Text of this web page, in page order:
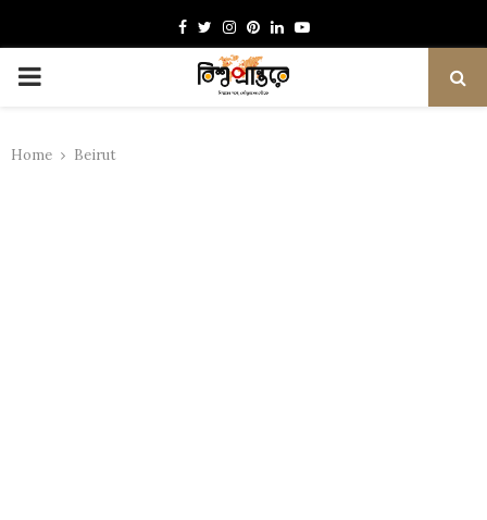
Facebook
TwitterInstagram
Pinterest
LinkedinYoutube
PRIMARY
Home Beirut